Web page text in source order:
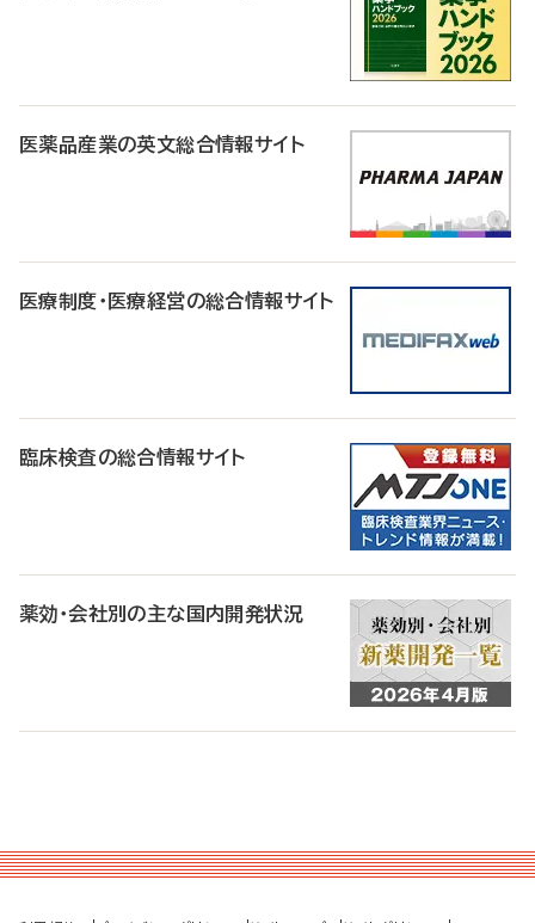
医薬品産業の英文総合情報サイト
医療制度・医療経営の総合情報サイト
臨床検査の総合情報サイト
薬効・会社別の主な国内開発状況